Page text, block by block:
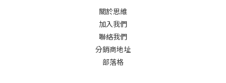
關於思維
加入我們
聯絡我們
分銷商地址
部落格